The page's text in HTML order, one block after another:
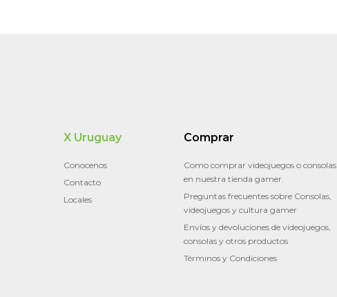
X Uruguay
Conocenos
Contacto
Locales
Comprar
Como comprar videojuegos o consolas
en nuestra tienda gamer.
Preguntas frecuentes sobre Consolas,
videojuegos y cultura gamer
Envíos y devoluciones de videojuegos,
consolas y otros productos
Términos y Condiciones